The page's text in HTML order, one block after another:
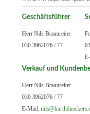
Geschäftsführer
Herr Nils Braunreiter
030 3962076 / 77
Verkauf und
Herr Nils Braunreiter
030 3962076 / 77
E-Mail: